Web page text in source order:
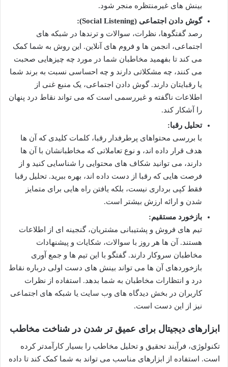
بینش های غیرمنتظره منجر شود.
گوش دادن اجتماعی (Social Listening):
رصد گفتگوها، نظرات، سوالات و ترندها در شبکه های
اجتماعی، انجمن ها و فروم های آنلاین. این روش به شما کمک
می کند تا بفهمید مخاطبان شما در مورد چه چیزهایی صحبت
می کنند، چه مشکلاتی دارند و چه احساسی نسبت به برند شما
یا رقبایتان دارند. گوش دادن اجتماعی، یک منبع غنی از
اطلاعات ناگفته و غیررسمی است که می تواند نقاط درد پنهان
را آشکار کند.
تحلیل رقبا:
با بررسی محتواهای پرطرفدار رقبا، کلمات کلیدی که آن ها
هدف قرار داده اند، و نوع تعاملاتی که مخاطبانشان با آن ها
دارند، می توانید شکاف های محتوایی را شناسایی کنید و از
فرصت هایی که رقبا از دست داده اند، بهره ببرید. تحلیل رقبا
فقط کپی برداری نیست، بلکه یافتن راه هایی برای متمایز
شدن و ارائه ارزش بیشتر است.
بازخورد مستقیم:
تیم های فروش و پشتیبانی مشتریان، گنجینه ای از اطلاعات
هستند. آن ها هر روز با سوالات، شکایات و پیشنهادات
مخاطبان سروکار دارند. گفتگو با این تیم ها و جمع آوری
بازخوردهای آن ها می تواند بینش های دست اولی درباره نقاط
درد و انتظارات مخاطبان به شما بدهد. استفاده از نظرات
کاربران در بخش دیدگاه های وب سایت یا شبکه های اجتماعی
نیز از این دست است.
ابزارهای دیجیتال برای عمیق تر شدن در شناخت مخاطب
تکنولوژی، فرآیند تحقیق و تحلیل مخاطب را بسیار کارآمدتر کرده
است. استفاده از ابزارهای مناسب می تواند به شما کمک کند تا داده